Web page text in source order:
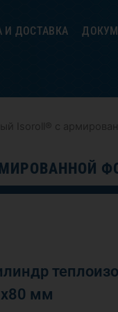
И ДОСТАВКА
Isoroll® с
мм